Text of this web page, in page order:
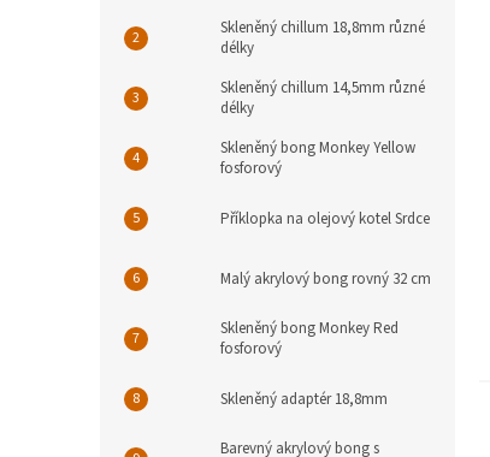
Skleněný chillum 18,8mm různé
délky
Skleněný chillum 14,5mm různé
délky
Skleněný bong Monkey Yellow
fosforový
Příklopka na olejový kotel Srdce
Malý akrylový bong rovný 32 cm
Skleněný bong Monkey Red
fosforový
Skleněný adaptér 18,8mm
Barevný akrylový bong s